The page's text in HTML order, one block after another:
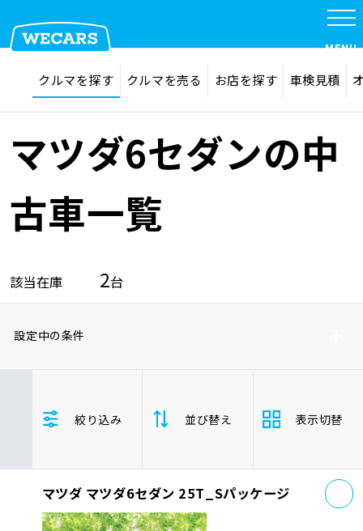
在庫検索 サイト内検索
MENU
クルマを探す
品質管理とサポート体制
お問い合わせ
クルマを探す クルマを売る お店を探す 車検見積
マツダ6セダンの中
古車一覧
該当在庫 2台
設定中の条件
絞り込み
並び替え
支払総
額
安い順 高
表示切替
マツダ マツダ6セダン 25T_Sパッケージ